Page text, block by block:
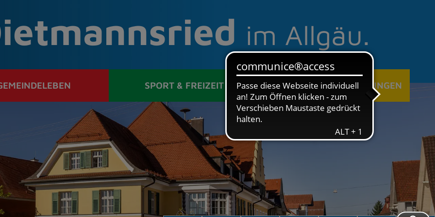
im Allgäu.
SPORT & FREIZEIT ÖFFENTLICHE EINRICHTUNGEN